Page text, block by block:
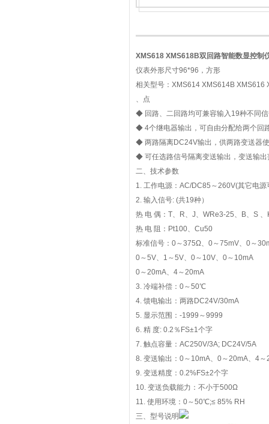
XMS618 XMS618B双回路智能数显控制
仪表外形尺寸96*96，方形
相关型号：XMS614 XMS614B XMS616
、点
◆ 回路、二回路均可兼容输入19种不同
◆ 4个继电器输出，可自由分配给两个回
◆ 两路隔离DC24V输出，供两路变送器
◆ 可任选路信号隔离变送输出，变送输出
二、技术参数
1. 工作电源：AC/DC85～260V(其它电源
2. 输入信号: (共19种）
热 电 偶：T、R、J、WRe3-25、B、S
热 电 阻：Pt100、Cu50
标准信号：0～375Ω、0～75mV、0～
0～5V、1～5V、0～10V、0～10mA
0～20mA、4～20mA
3. 冷端补偿：0～50℃
4. 馈电输出：两路DC24V/30mA
5. 显示范围：-1999～9999
6. 精 度: 0.2％FS±1个字
7. 触点容量：AC250V/3A; DC24V/5A
8. 变送输出：0～10mA、0～20mA、4～
9. 变送精度：0.2%FS±2个字
10. 变送负载能力：不小于500Ω
11. 使用环境：0～50℃;≤ 85% RH
三、型号说明